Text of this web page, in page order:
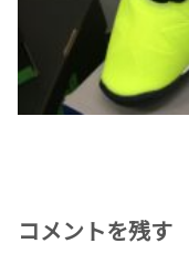
コメントを残す